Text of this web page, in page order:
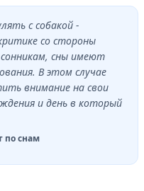
с собакой -
со стороны
сны имеют
В этом случае
внимание на свои
и день в который
по снам